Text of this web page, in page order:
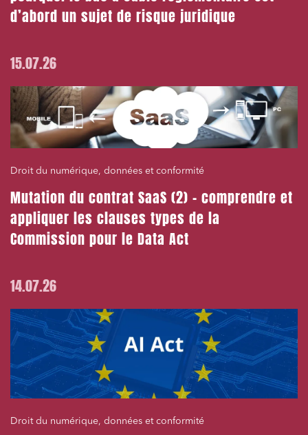
d’abord un sujet de risque juridique
15.07.26
Droit du numérique, données et conformité
Mutation du contrat SaaS (2) – comprendre et
appliquer les clauses types de la
Commission pour le Data Act
14.07.26
Droit du numérique, données et conformité
Services publics et collectivités
Urbanisme et aménagement
Banque finance et assurance
Droit des sociétés et Fusions-Acquisitions
J'ai lu et j'accepte lapolitique de confidentialité